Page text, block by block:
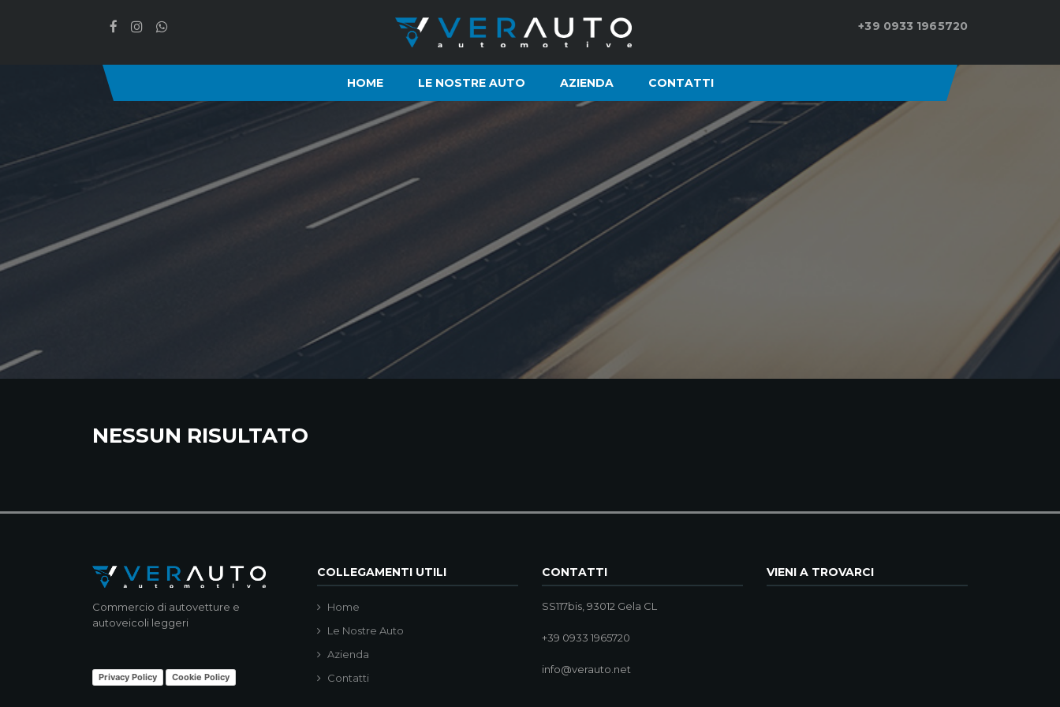
+39 0933 1965720
HOME LE NOSTRE AUTO AZIENDA CONTATTI
NESSUN RISULTATO
Commercio di autovetture e
autoveicoli leggeri
Privacy Policy Cookie Policy
COLLEGAMENTI UTILI
Home
Le Nostre Auto
Azienda
Contatti
CONTATTI
SS117bis, 93012 Gela CL
+39 0933 1965720
info@verauto.net
VIENI A TROVARCI